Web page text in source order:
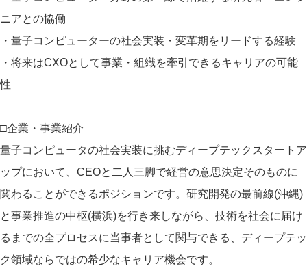
ニアとの協働
・量子コンピューターの社会実装・変革期をリードする経験
・将来はCXOとして事業・組織を牽引できるキャリアの可能
性
□企業・事業紹介
量子コンピュータの社会実装に挑むディープテックスタートア
ップにおいて、CEOと二人三脚で経営の意思決定そのものに
関わることができるポジションです。研究開発の最前線(沖縄)
と事業推進の中枢(横浜)を行き来しながら、技術を社会に届け
るまでの全プロセスに当事者として関与できる、ディープテッ
ク領域ならではの希少なキャリア機会です。